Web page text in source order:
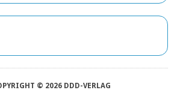
© 2026 DDD-VERLAG